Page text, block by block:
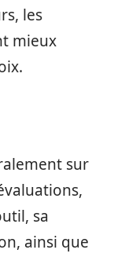
les
mieux
sur
sa
ainsi que